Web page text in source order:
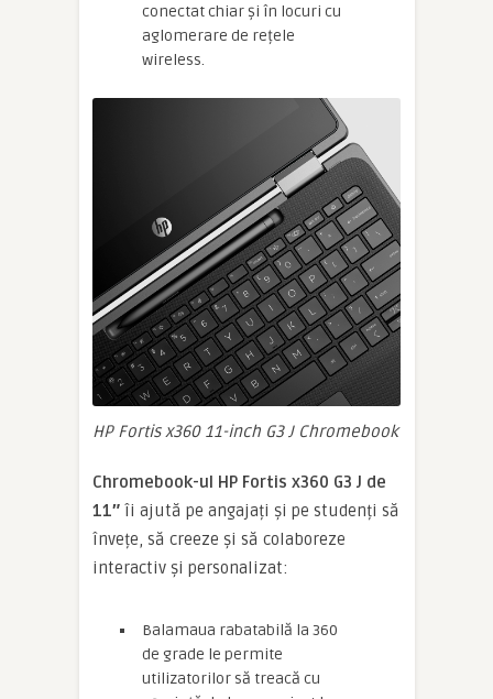
conectat chiar și în locuri cu
aglomerare de rețele
wireless.
HP Fortis x360 11-inch G3 J Chromebook
Chromebook-ul HP Fortis x360 G3 J de
11″ îi ajută pe angajați și pe studenți să
învețe, să creeze și să colaboreze
interactiv și personalizat:
Balamaua rabatabilă la 360
de grade le permite
utilizatorilor să treacă cu